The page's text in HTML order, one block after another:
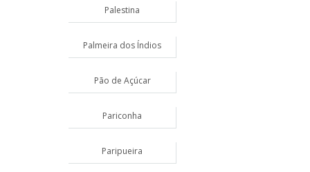
Palestina
Palmeira dos Índios
Pão de Açúcar
Pariconha
Paripueira